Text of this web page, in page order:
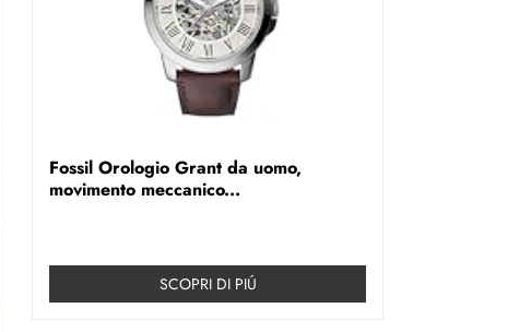
Fossil Orologio Grant da uomo,
movimento meccanico...
SCOPRI DI PIÚ